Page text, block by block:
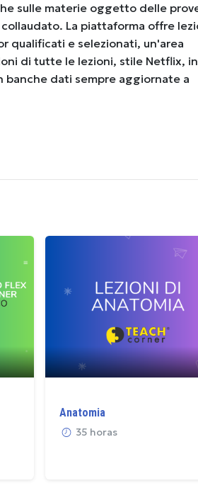
sulle materie oggetto delle
La piattaforma offre
qualificati e selezionati, un'area
di tutte le lezioni, stile Netflix,
dati sempre aggiornate a
Anatomia
35 horas